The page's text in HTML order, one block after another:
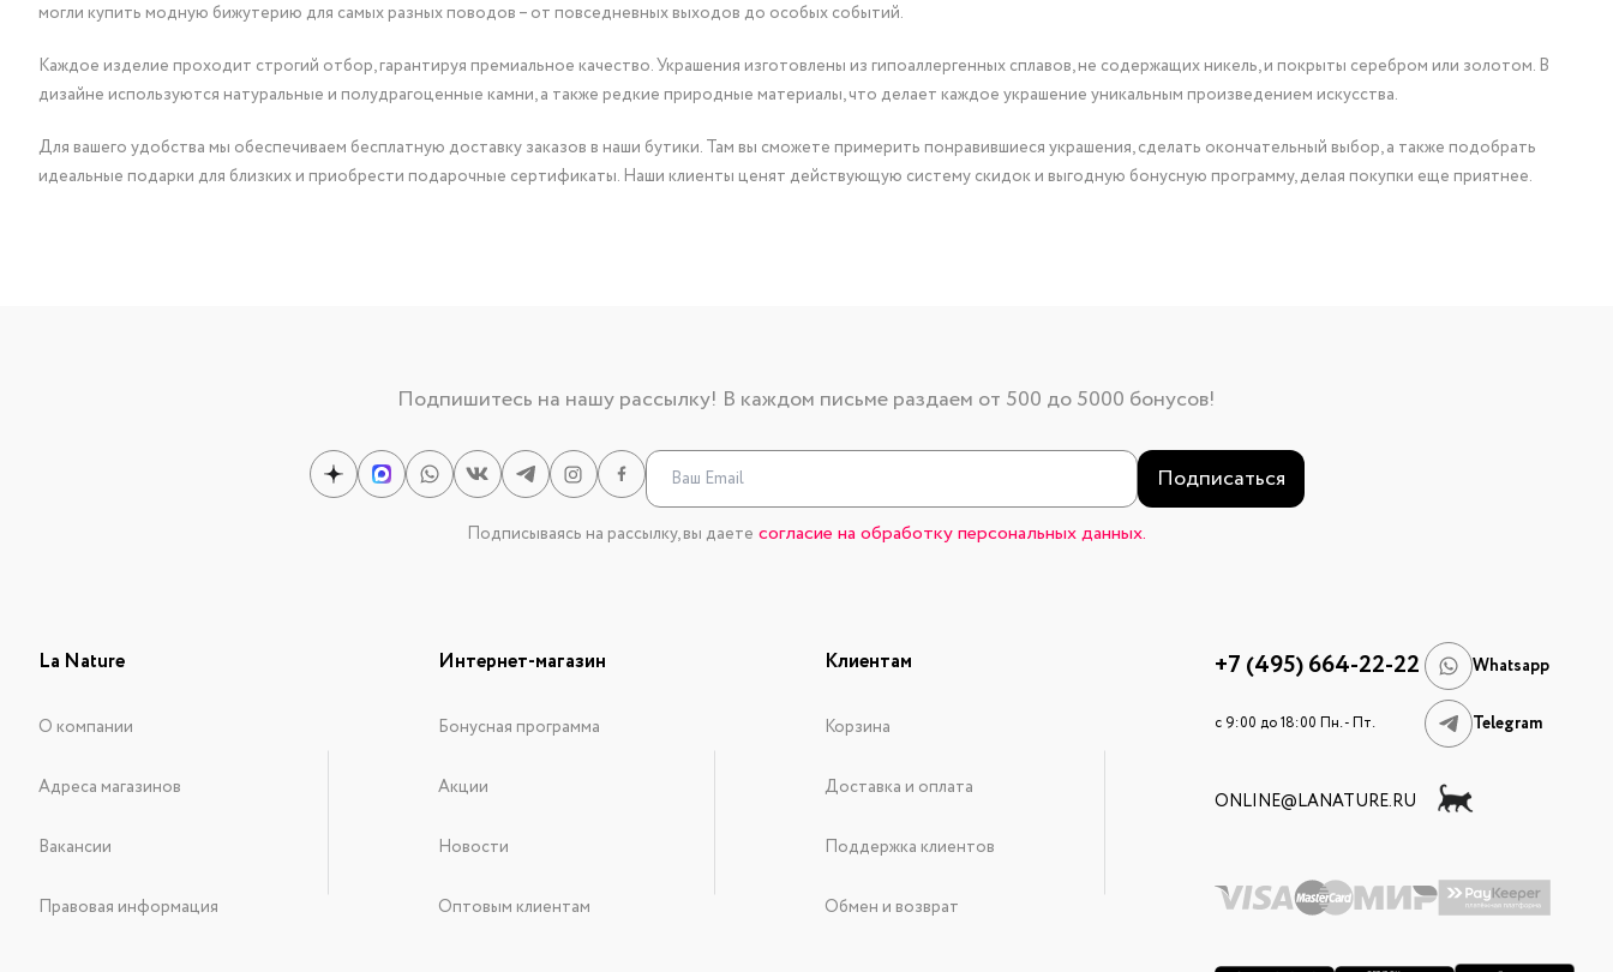
могли купить модную бижутерию для самых разных поводов – от повседневных выходов до особых событий.
Каждое изделие проходит строгий отбор, гарантируя премиальное качество. Украшения изготовлены из гипоаллергенных сплавов, не содержащих никель, и покрыты серебром или золотом. В
дизайне используются натуральные и полудрагоценные камни, а также редкие природные материалы, что делает каждое украшение уникальным произведением искусства.
Для вашего удобства мы обеспечиваем бесплатную доставку заказов в наши бутики. Там вы сможете примерить понравившиеся украшения, сделать окончательный выбор, а также подобрать
идеальные подарки для близких и приобрести подарочные сертификаты. Наши клиенты ценят действующую систему скидок и выгодную бонусную программу, делая покупки еще приятнее.
Подпишитесь на нашу рассылку! В каждом письме раздаем от 500 до 5000 бонусов!
Подписаться
Подписываясь на рассылку, вы даете согласие на обработку персональных данных.
La Nature
О компании
Адреса магазинов
Вакансии
Правовая информация
Интернет-магазин
Бонусная программа
Акции
Новости
Оптовым клиентам
Клиентам
Корзина
Доставка и оплата
Поддержка клиентов
Обмен и возврат
+7 (495) 664-22-22 Whatsapp
c 9:00 до 18:00 Пн. - Пт. Telegram
ONLINE@LANATURE.RU